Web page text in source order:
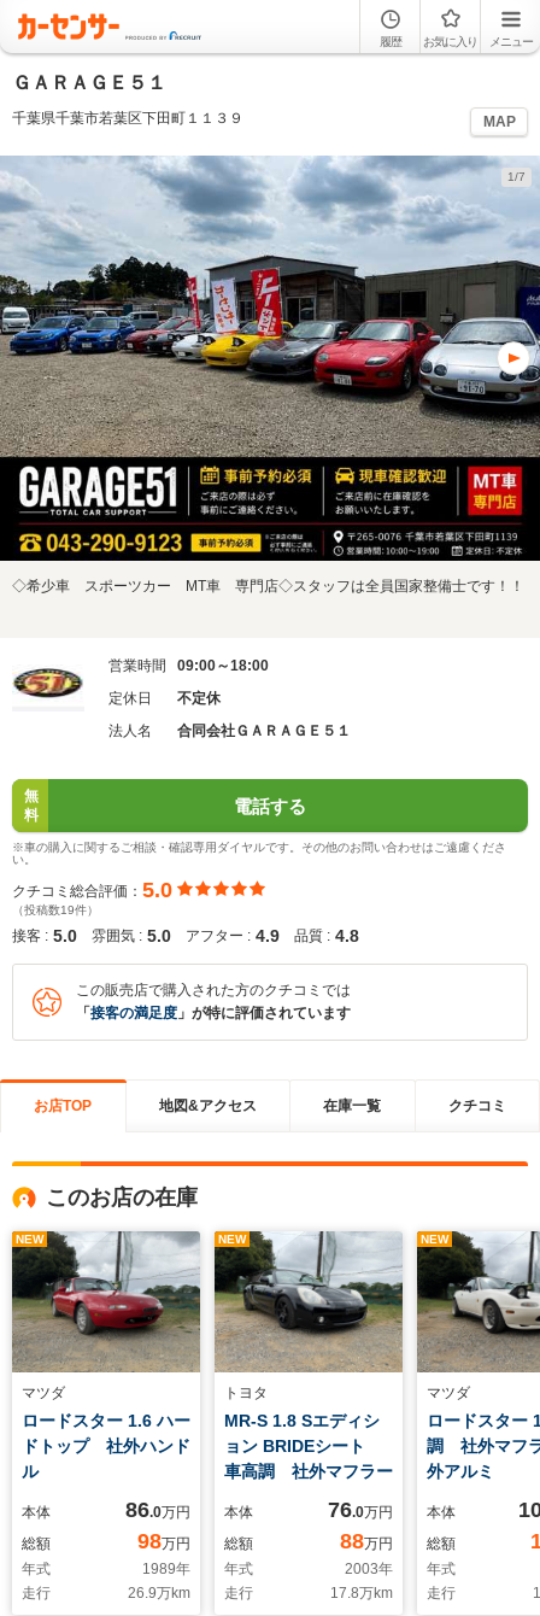
履歴 お気に入り メニュー
ＧＡＲＡＧＥ５１
千葉県千葉市若葉区下田町１１３９ MAP
1/7
◇希少車 スポーツカー MT車 専門店◇スタッフは全員国家整備士です！！
営業時間
09:00～18:00
定休日
不定休
法人名
合同会社ＧＡＲＡＧＥ５１
無
料
電話する
※車の購入に関するご相談・確認専用ダイヤルです。その他のお問い合わせはご遠慮くださ
い。
クチコミ総合評価： 5.0
（投稿数19件）
接客 : 5.0 雰囲気 : 5.0 アフター : 4.9 品質 : 4.8
この販売店で購入された方のクチコミでは
「 接客の満足度 」が特に評価されています
お店TOP 地図&アクセス 在庫一覧 クチコミ
このお店の在庫
NEW
マツダ
ロードスター 1.6 ハー
ドトップ 社外ハンド
ル
本体 86.0万円
総額
98万円
年式
1989年
走行
26.9万km
NEW
トヨタ
MR-S 1.8 Sエディシ
ョン BRIDEシート
車高調 社外マフラー
本体 76.0万円
総額
88万円
年式
2003年
走行
17.8万km
NEW
マツダ
ロードスター
調 社外マフ
外アルミ
本体
総額
年式
走行